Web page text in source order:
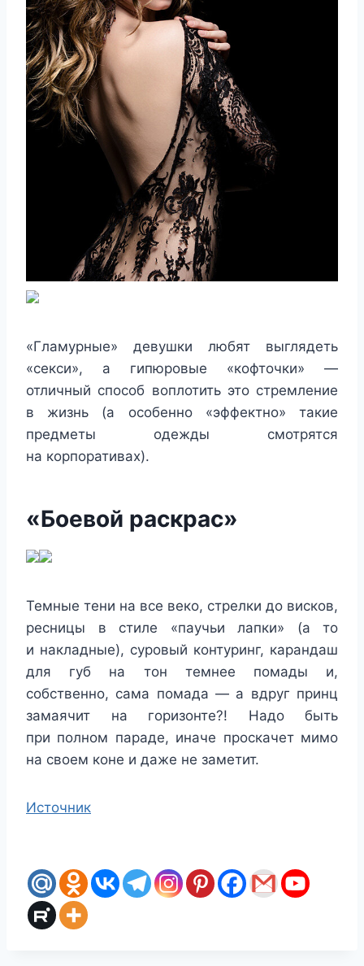
«Гламурные» девушки любят выглядеть
«секси», а гипюровые «кофточки» —
отличный способ воплотить это стремление
в жизнь (а особенно «эффектно» такие
предметы одежды смотрятся
на корпоративах).
«Боевой раскрас»
Темные тени на все веко, стрелки до висков,
ресницы в стиле «паучьи лапки» (а то
и накладные), суровый контуринг, карандаш
для губ на тон темнее помады и,
собственно, сама помада — а вдруг принц
замаячит на горизонте?! Надо быть
при полном параде, иначе проскачет мимо
на своем коне и даже не заметит.
Источник